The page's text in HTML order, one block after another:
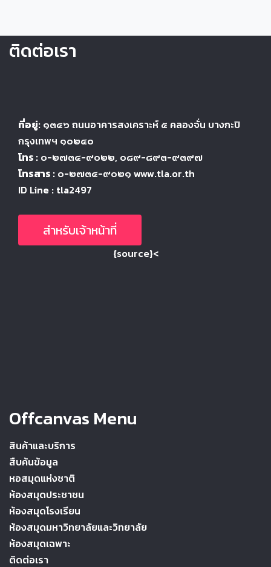
ติดต่อเรา
ที่อยู่: ๑๓๔๖ ถนนอาคารสงเคราะห์ ๕ คลองจั่น บางกะปิ
กรุงเทพฯ ๑๐๒๔๐
โทร : ๐-๒๗๓๔-๙๐๒๒, ๐๘๙-๘๙๓-๙๓๙๗
โทรสาร : ๐-๒๗๓๔-๙๐๒๑ www.tla.or.th
ID Line : tla2497
สำหรับเจ้าหน้าที่
{source}<
Offcanvas Menu
สินค้าและบริการ
สืบค้นข้อมูล
หอสมุดแห่งชาติ
ห้องสมุดประชาชน
ห้องสมุดโรงเรียน
ห้องสมุดมหาวิทยาลัยและวิทยาลัย
ห้องสมุดเฉพาะ
ติดต่อเรา